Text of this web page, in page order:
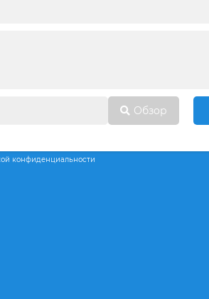
Обзор
конфиденциальности